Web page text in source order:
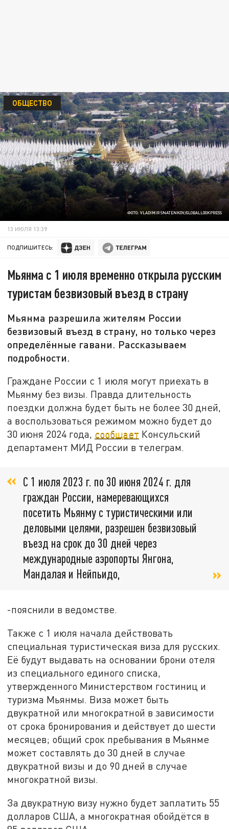
ФОТО: VLADIMIR SNATENKOV/GLOBALLOOKPRESS
ОБЩЕСТВО
13 ИЮЛЯ 13:39
ПОДПИШИТЕСЬ:
Мьянма с 1 июля временно открыла русским
туристам безвизовый въезд в страну
Мьянма разрешила жителям России
безвизовый въезд в страну, но только через
определённые гавани. Рассказываем
подробности.
Граждане России с 1 июля могут приехать в
Мьянму без визы. Правда длительность
поездки должна будет быть не более 30 дней,
а воспользоваться режимом можно будет до
30 июня 2024 года, сообщает Консульский
департамент МИД России в телеграм.
С 1 июля 2023 г. по 30 июня 2024 г. для
граждан России, намеревающихся
посетить Мьянму с туристическими или
деловыми целями, разрешен безвизовый
въезд на срок до 30 дней через
международные аэропорты Янгона,
Мандалая и Нейпьидо,
-пояснили в ведомстве.
Также с 1 июля начала действовать
специальная туристическая виза для русских.
Её будут выдавать на основании брони отеля
из специального единого списка,
утвержденного Министерством гостиниц и
туризма Мьянмы. Виза может быть
двукратной или многократной в зависимости
от срока бронирования и действует до шести
месяцев; общий срок пребывания в Мьянме
может составлять до 30 дней в случае
двукратной визы и до 90 дней в случае
многократной визы.
За двукратную визу нужно будет заплатить 55
долларов США, а многократная обойдётся в